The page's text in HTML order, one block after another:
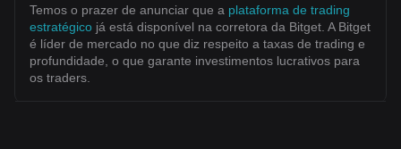
Temos o prazer de anunciar que a plataforma de trading
estratégico já está disponível na corretora da Bitget. A Bitget
é líder de mercado no que diz respeito a taxas de trading e
profundidade, o que garante investimentos lucrativos para
os traders.